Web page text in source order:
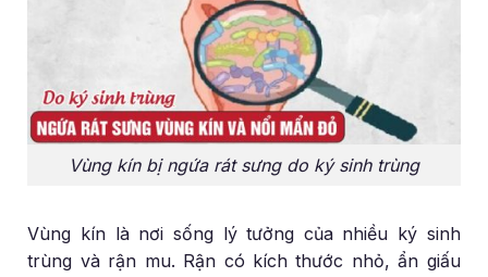
Vùng kín bị ngứa rát sưng do ký sinh trùng
Vùng kín là nơi sống lý tưởng của nhiều ký sinh
trùng và rận mu. Rận có kích thước nhỏ, ẩn giấu